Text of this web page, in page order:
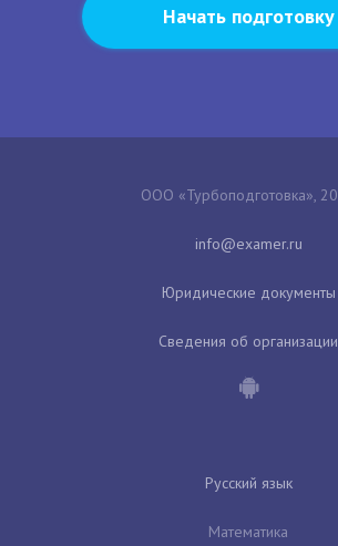
Начать подготовку
ООО «Турбоподготовка»,
Юридические документы
Сведения об организации
Русский язык
Математика